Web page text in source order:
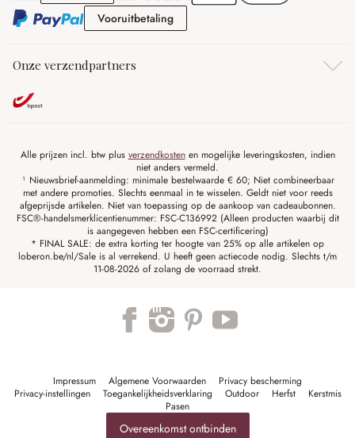
VooruitbetalingVooruitbetaling
Onze verzendpartners
Alle prijzen incl. btw plus verzendkostenen mogelijke leveringskosten, indien
niet anders vermeld.
¹ Nieuwsbrief-aanmelding: minimale bestelwaarde € 60; Niet combineerbaar
met andere promoties. Slechts eenmaal in te wisselen. Geldt niet voor reeds
afgeprijsde artikelen. Niet van toepassing op de aankoop van cadeaubonnen.
FSC®-handelsmerklicentienummer: FSC-C136992 (Alleen producten waarbij dit
is aangegeven hebben een FSC-certificering)
* FINAL SALE: de extra korting ter hoogte van 25% op alle artikelen op
loberon.be/nl/Sale is al verrekend. U heeft geen actiecode nodig. Slechts t/m
11-08-2026 of zolang de voorraad strekt.
Impressum Algemene Voorwaarden
Privacy bescherming
Privacy-instellingen
Toegankelijkheidsverklaring Outdoor Herfst
Kerstmis
Pasen
Overeenkomst ontbinden